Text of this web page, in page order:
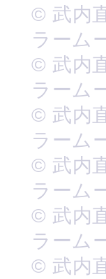
© 武内
ラーム
© 武内
ラーム
© 武内
ラーム
© 武内
ラーム
© 武内
ラーム
© 武内